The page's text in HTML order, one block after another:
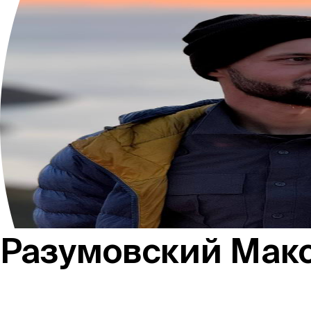
Индивидуальные
Россия
Мир
Разумовский